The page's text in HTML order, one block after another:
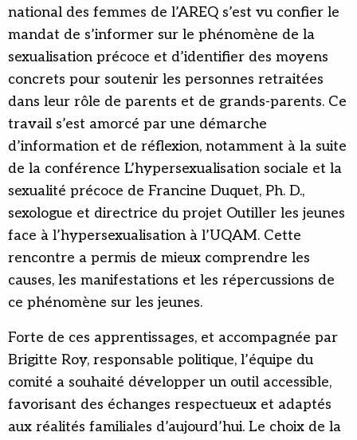
national des femmes de l’AREQ s’est vu confier le
mandat de s’informer sur le phénomène de la
sexualisation précoce et d’identifier des moyens
concrets pour soutenir les personnes retraitées
dans leur rôle de parents et de grands-parents. Ce
travail s’est amorcé par une démarche
d’information et de réflexion, notamment à la suite
de la conférence L’hypersexualisation sociale et la
sexualité précoce de Francine Duquet, Ph. D.,
sexologue et directrice du projet Outiller les jeunes
face à l’hypersexualisation à l’UQAM. Cette
rencontre a permis de mieux comprendre les
causes, les manifestations et les répercussions de
ce phénomène sur les jeunes.
Forte de ces apprentissages, et accompagnée par
Brigitte Roy, responsable politique, l’équipe du
comité a souhaité développer un outil accessible,
favorisant des échanges respectueux et adaptés
aux réalités familiales d’aujourd’hui. Le choix de la